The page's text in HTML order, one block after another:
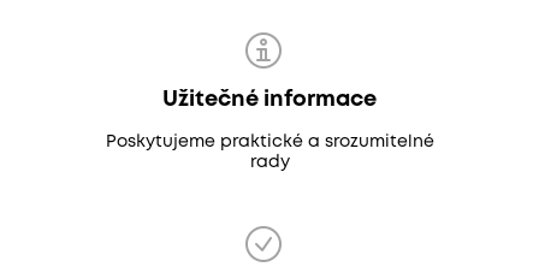
Užitečné informace
Poskytujeme praktické a srozumitelné
rady